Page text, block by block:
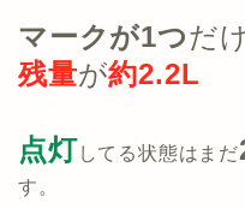
マークが1つだけ
残量が約2.2L
点灯してる状態はまだ
す。